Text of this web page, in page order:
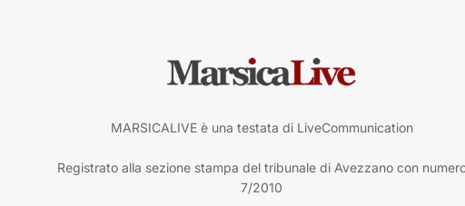
MARSICALIVE è una testata di LiveCommunication
Registrato alla sezione stampa del tribunale di Avezzano con
7/2010